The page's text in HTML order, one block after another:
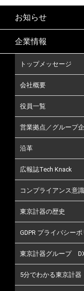
お知らせ
企業情報
トップメッセージ
会社概要
役員一覧
営業拠点／グループ
沿革
広報誌Tech Knack
コンプライアンス意
東京計器の歴史
GDPR プライバシー
東京計器グループ
5分でわかる東京計器